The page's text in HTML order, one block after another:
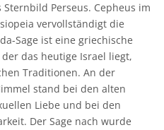
Perseus. Cepheus im
vervollständigt die
Sage ist eine griechische
das heutige Israel liegt,
Traditionen. An der
stand bei den alten
Liebe und bei den
Der Sage nach wurde